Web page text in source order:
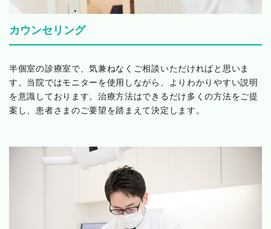
カウンセリング
半個室の診療室で、気兼ねなくご相談いただければと思いま
す。当院ではモニターを使用しながら、よりわかりやすい説明
を意識しております。治療方法はできるだけ多くの方法をご提
案し、患者さまのご要望を踏まえて決定します。